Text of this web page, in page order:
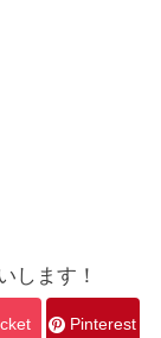
します！
Pinterest